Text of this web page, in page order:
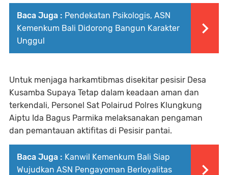
Baca Juga : Pendekatan Psikologis, ASN
Kemenkum Bali Didorong Bangun Karakter
Unggul
Untuk menjaga harkamtibmas disekitar pesisir Desa
Kusamba Supaya Tetap dalam keadaan aman dan
terkendali, Personel Sat Polairud Polres Klungkung
Aiptu Ida Bagus Parmika melaksanakan pengaman
dan pemantauan aktifitas di Pesisir pantai.
Baca Juga : Kanwil Kemenkum Bali Siap
Wujudkan ASN Pengayoman Berloyalitas